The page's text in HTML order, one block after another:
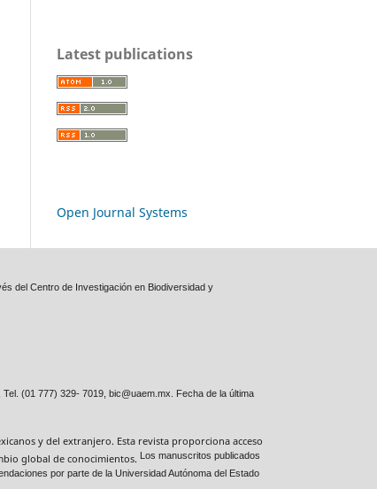
Latest publications
Open Journal Systems
del Centro de Investigación en Biodiversidad y
(01 777) 329- 7019, bic@uaem.mx. Fecha de la última
y del extranjero. Esta revista proporciona acceso
global de conocimientos. Los manuscritos publicados
por parte de la Universidad Autónoma del Estado